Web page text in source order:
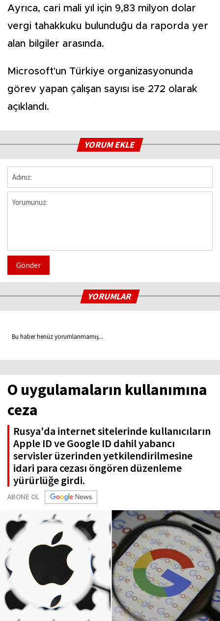
Ayrıca, cari mali yıl için 9,83 milyon dolar
vergi tahakkuku bulunduğu da raporda yer
alan bilgiler arasında.
Microsoft'un Türkiye organizasyonunda
görev yapan çalışan sayısı ise 272 olarak
açıklandı.
YORUM EKLE
Gönder
YORUMLAR
Bu haber henüz yorumlanmamış...
O uygulamaların kullanımına
ceza
Rusya'da internet sitelerinde kullanıcıların
Apple ID ve Google ID dahil yabancı
servisler üzerinden yetkilendirilmesine
idari para cezası öngören düzenleme
yürürlüğe girdi.
ABONE OL